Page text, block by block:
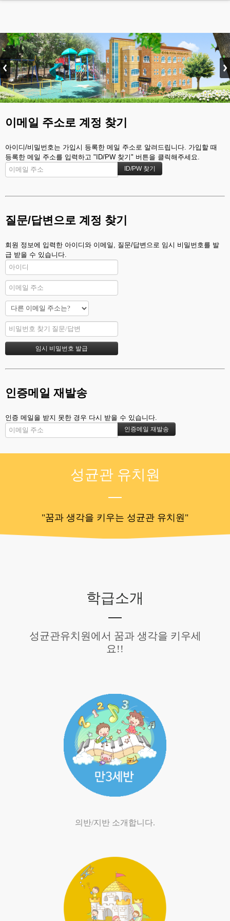
이메일 주소로 계정 찾기
아이디/비밀번호는 가입시 등록한 메일 주소로 알려드립니다. 가입할 때
등록한 메일 주소를 입력하고 "ID/PW 찾기" 버튼을 클릭해주세요.
질문/답변으로 계정 찾기
회원 정보에 입력한 아이디와 이메일, 질문/답변으로 임시 비밀번호를 발
급 받을 수 있습니다.
인증메일 재발송
인증 메일을 받지 못한 경우 다시 받을 수 있습니다.
성균관 유치원
"꿈과 생각을 키우는 성균관 유치원"
학급소개
성균관유치원에서 꿈과 생각을 키우세
요!!
의반/지반 소개합니다.
유치원소개
교육과정
교육환경
특색 프로그램
부모교육
커뮤니티